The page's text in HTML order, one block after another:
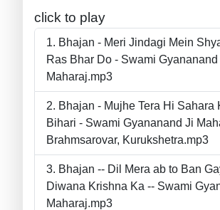
click to play
Bhajan - Meri Jindagi Mein
Ras Bhar Do - Swami Gyananand
Maharaj.mp3
Bhajan - Mujhe Tera Hi Sahara
Bihari - Swami Gyananand Ji
Brahmsarovar, Kurukshetra.mp3
Bhajan -- Dil Mera ab to Ban
Diwana Krishna Ka -- Swami
Maharaj.mp3